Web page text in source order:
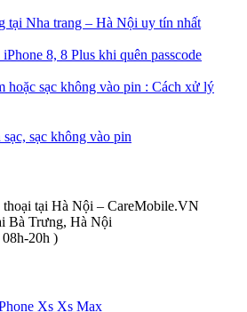
tại Nha trang – Hà Nội uy tín nhất
8, 8 Plus khi quên passcode
hoặc sạc không vào pin : Cách xử lý
sạc không vào pin
thoại tại Hà Nội – CareMobile.VN
Bà Trưng, Hà Nội
20h )
Xs Xs Max